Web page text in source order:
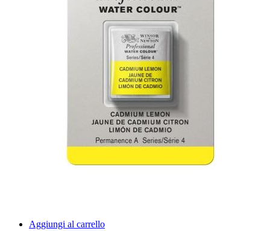
Aggiungi al carrello